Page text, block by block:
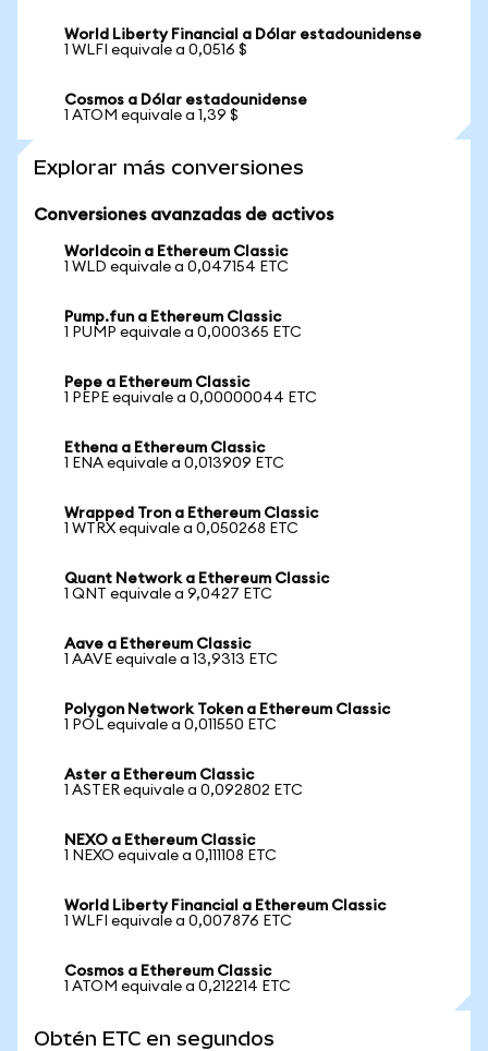
World Liberty Financial a Dólar estadounidense
1 WLFI equivale a 0,0516 $
Cosmos a Dólar estadounidense
1 ATOM equivale a 1,39 $
Explorar más conversiones
Conversiones avanzadas de activos
Worldcoin a Ethereum Classic
1 WLD equivale a 0,047154 ETC
Pump.fun a Ethereum Classic
1 PUMP equivale a 0,000365 ETC
Pepe a Ethereum Classic
1 PEPE equivale a 0,00000044 ETC
Ethena a Ethereum Classic
1 ENA equivale a 0,013909 ETC
Wrapped Tron a Ethereum Classic
1 WTRX equivale a 0,050268 ETC
Quant Network a Ethereum Classic
1 QNT equivale a 9,0427 ETC
Aave a Ethereum Classic
1 AAVE equivale a 13,9313 ETC
Polygon Network Token a Ethereum Classic
1 POL equivale a 0,011550 ETC
Aster a Ethereum Classic
1 ASTER equivale a 0,092802 ETC
NEXO a Ethereum Classic
1 NEXO equivale a 0,111108 ETC
World Liberty Financial a Ethereum Classic
1 WLFI equivale a 0,007876 ETC
Cosmos a Ethereum Classic
1 ATOM equivale a 0,212214 ETC
Obtén ETC en segundos